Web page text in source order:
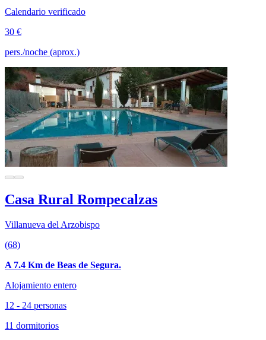
Calendario verificado
30 €
pers./noche (aprox.)
Casa Rural Rompecalzas
Villanueva del Arzobispo
(68)
A 7.4 Km de Beas de Segura.
Alojamiento entero
12 - 24 personas
11 dormitorios